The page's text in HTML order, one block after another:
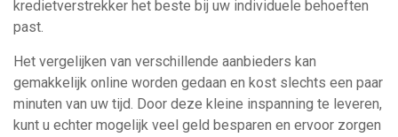
kredietverstrekker het beste bij uw individuele behoeften
past.
Het vergelijken van verschillende aanbieders kan
gemakkelijk online worden gedaan en kost slechts een paar
minuten van uw tijd. Door deze kleine inspanning te leveren,
kunt u echter mogelijk veel geld besparen en ervoor zorgen